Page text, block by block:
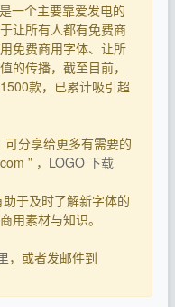
一个主要靠爱发电的
让所有人都有免费商
免费商用字体、让所
的传播，截至目前，
款，已累计吸引超
分享给更多有需要的
” ， LOGO 下载
助于及时了解新字体的
用素材与知识。
，或者发邮件到